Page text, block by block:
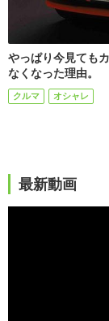
やっぱり今見ても
なくなった理由。
クルマ オシャレ
最新動画